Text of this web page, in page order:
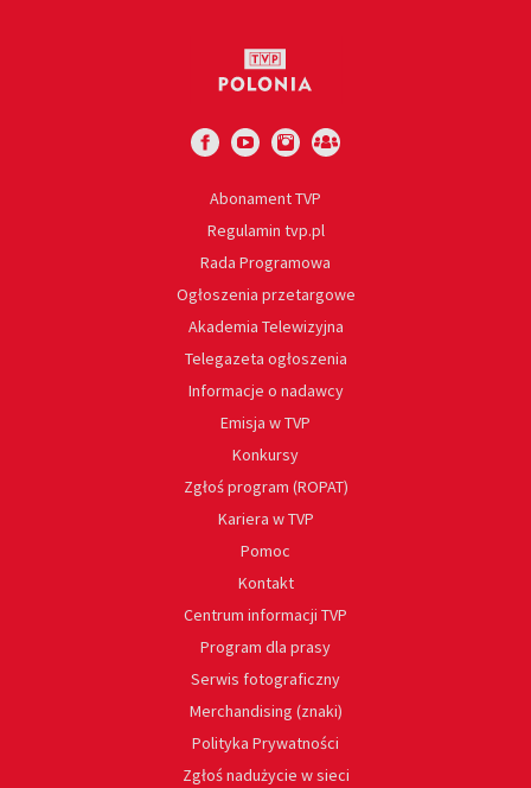
Abonament TVP
Regulamin tvp.pl
Rada Programowa
Ogłoszenia przetargowe
Akademia Telewizyjna
Telegazeta ogłoszenia
Informacje o nadawcy
Emisja w TVP
Konkursy
Zgłoś program (ROPAT)
Kariera w TVP
Pomoc
Kontakt
Centrum informacji TVP
Program dla prasy
Serwis fotograficzny
Merchandising (znaki)
Polityka Prywatności
Zgłoś nadużycie w sieci